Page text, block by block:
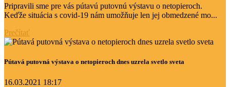
Pripravili sme pre vás pútavú putovnú výstavu o netopieroch.
Keďže situácia s covid-19 nám umožňuje len jej obmedzené mo...
Prečítať
Pútavá putovná výstava o netopieroch dnes uzrela svetlo sveta
16.03.2021 18:17